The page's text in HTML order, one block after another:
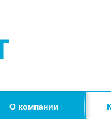
О компании